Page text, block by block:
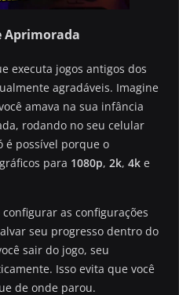
Aprimorada
executa jogos antigos dos
agradáveis. Imagine
amava na sua infância
rodando no seu celular
é possível porque o
para 1080p, 2k, 4k e
as configurações
seu progresso dentro do
sair do jogo, seu
Isso evita que você
de onde parou.